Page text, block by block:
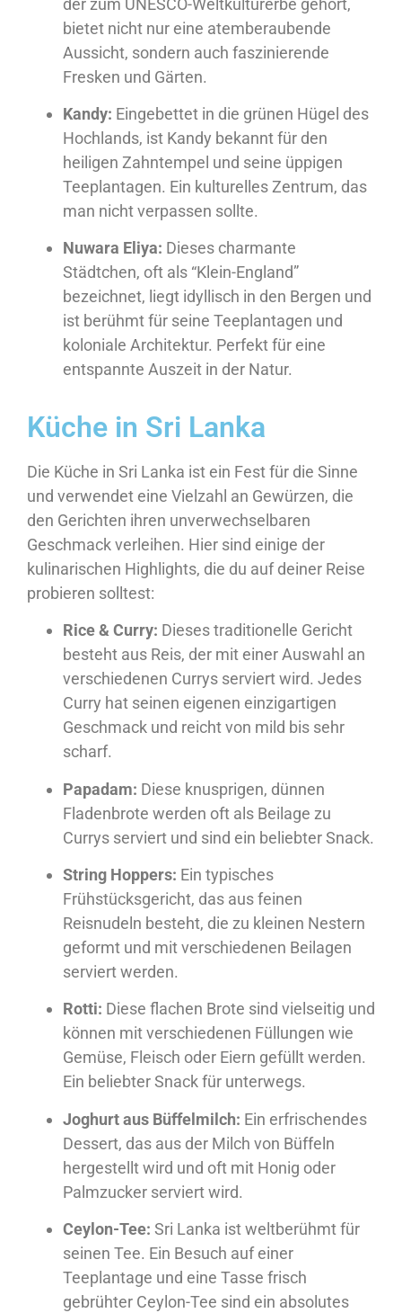
der zum UNESCO-Weltkulturerbe gehört,
bietet nicht nur eine atemberaubende
Aussicht, sondern auch faszinierende
Fresken und Gärten.
Kandy: Eingebettet in die grünen Hügel des
Hochlands, ist Kandy bekannt für den
heiligen Zahntempel und seine üppigen
Teeplantagen. Ein kulturelles Zentrum, das
man nicht verpassen sollte.
Nuwara Eliya: Dieses charmante
Städtchen, oft als “Klein-England”
bezeichnet, liegt idyllisch in den Bergen und
ist berühmt für seine Teeplantagen und
koloniale Architektur. Perfekt für eine
entspannte Auszeit in der Natur.
Küche in Sri Lanka
Die Küche in Sri Lanka ist ein Fest für die Sinne
und verwendet eine Vielzahl an Gewürzen, die
den Gerichten ihren unverwechselbaren
Geschmack verleihen. Hier sind einige der
kulinarischen Highlights, die du auf deiner Reise
probieren solltest:
Rice & Curry: Dieses traditionelle Gericht
besteht aus Reis, der mit einer Auswahl an
verschiedenen Currys serviert wird. Jedes
Curry hat seinen eigenen einzigartigen
Geschmack und reicht von mild bis sehr
scharf.
Papadam: Diese knusprigen, dünnen
Fladenbrote werden oft als Beilage zu
Currys serviert und sind ein beliebter Snack.
String Hoppers: Ein typisches
Frühstücksgericht, das aus feinen
Reisnudeln besteht, die zu kleinen Nestern
geformt und mit verschiedenen Beilagen
serviert werden.
Rotti: Diese flachen Brote sind vielseitig und
können mit verschiedenen Füllungen wie
Gemüse, Fleisch oder Eiern gefüllt werden.
Ein beliebter Snack für unterwegs.
Joghurt aus Büffelmilch: Ein erfrischendes
Dessert, das aus der Milch von Büffeln
hergestellt wird und oft mit Honig oder
Palmzucker serviert wird.
Ceylon-Tee: Sri Lanka ist weltberühmt für
seinen Tee. Ein Besuch auf einer
Teeplantage und eine Tasse frisch
gebrühter Ceylon-Tee sind ein absolutes